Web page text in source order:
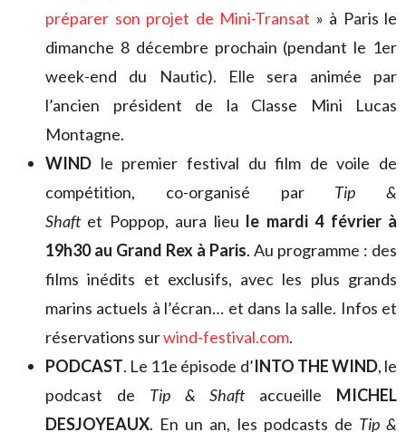
préparer son projet de Mini-Transat » à Paris le
dimanche 8 décembre prochain (pendant le 1er
week-end du Nautic). Elle sera animée par
l’ancien président de la Classe Mini Lucas
Montagne.
WIND le premier festival du film de voile de
compétition, co-organisé par Tip &
Shaftet Poppop, aura lieu le mardi 4 février à
19h30 au Grand Rex à Paris. Au programme : des
films inédits et exclusifs, avec les plus grands
marins actuels à l’écran… et dans la salle. Infos et
réservations surwind-festival.com.
PODCAST. Le 11e épisode d’INTO THE WIND, le
podcast de Tip & Shaftaccueille MICHEL
DESJOYEAUX. En un an, les podcasts de Tip &